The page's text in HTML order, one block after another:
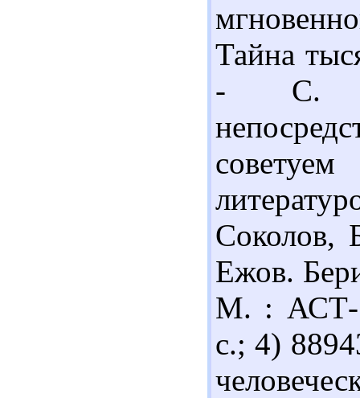
Тайна
- С.
Соколов,
Ежов.
М. : АСТ-
с.; 4)